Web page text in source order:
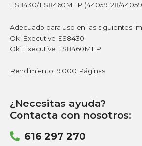
ES8430/ES8460MFP (44059128/
Adecuado para uso en las siguientes
Oki Executive ES8430
Oki Executive ES8460MFP
Rendimiento: 9.000 Páginas
¿Necesitas ayuda?
Contacta con nosotros:
616 297 270